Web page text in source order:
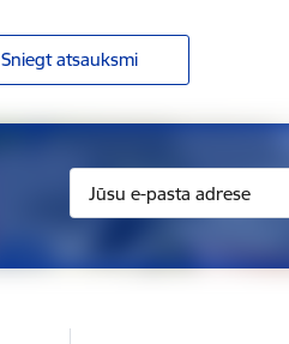
Sniegt atsauksmi